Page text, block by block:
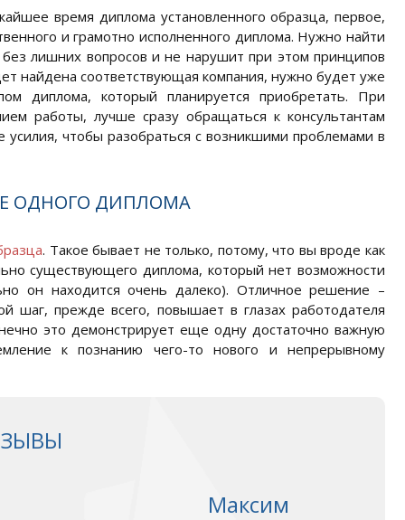
время диплома установленного образца, первое,
и грамотно исполненного диплома. Нужно найти
лишних вопросов и не нарушит при этом принципов
найдена соответствующая компания, нужно будет уже
диплома, который планируется приобретать. При
работы, лучше сразу обращаться к консультантам
чтобы разобраться с возникшими проблемами в
ОДНОГО ДИПЛОМА
. Такое бывает не только, потому, что вы вроде как
существующего диплома, который нет возможности
он находится очень далеко). Отличное решение –
шаг, прежде всего, повышает в глазах работодателя
это демонстрирует еще одну достаточно важную
к познанию чего-то нового и непрерывному
Максим